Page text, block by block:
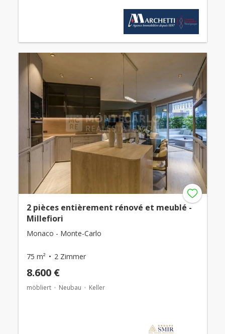
2 pièces entièrement rénové et meublé -
Millefiori
Monaco - Monte-Carlo
75 m² 2 Zimmer
8.600 €
möbliert Neubau Keller